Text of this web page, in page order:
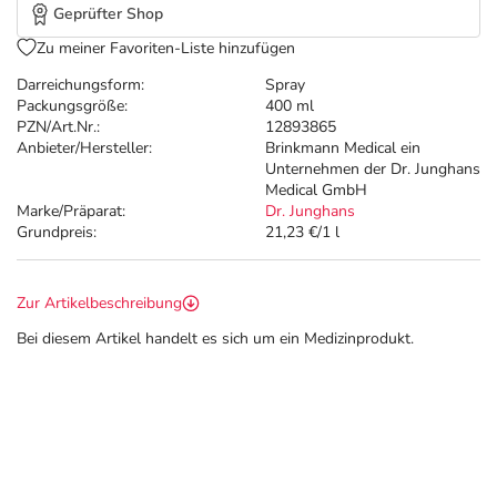
Darreichungsform:
Spray
Packungsgröße:
400 ml
PZN/Art.Nr.:
12893865
Anbieter/Hersteller:
Brinkmann Medical ein
Unternehmen der Dr. Junghans
Medical GmbH
Marke/Präparat:
Dr. Junghans
Grundpreis:
21,23 €/1 l
Geprüfter Shop
Zu meiner Favoriten-Liste hinzufügen
Zur Artikelbeschreibung
Bei diesem Artikel handelt es sich um ein Medizinprodukt.